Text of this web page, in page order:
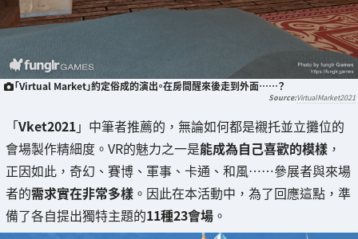
「Virtual Market」約定俗成的演出。在房間醒來後走到外面……？
VirtualMarket2021
「Vket2021」中筆者推薦的，無論如何都是襯托並立攤位的
會場製作精細度。VR的魅力之一是能成為自己喜歡的模樣 ，
正因如此，奇幻、賽博、軍事、卡通、和風……參展者與來場
者的需求實在非常多樣 。因此在本活動中，為了回應這點，準
備了各自提出獨特主題的11種23會場 。